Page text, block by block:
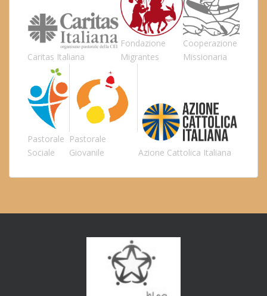
Caritas Italiana
Fondazione
Migrantes
Cooperazione
Missionaria
Pastorale
Sociale
Pastorale
Giovanile
Azione Cattolica Italiana